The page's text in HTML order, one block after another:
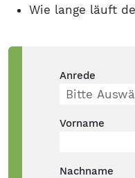
Wie lange läuft
Anrede
Vorname
Nachname